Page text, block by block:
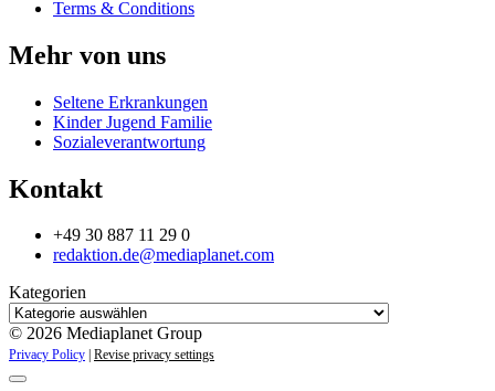
Terms & Conditions
Mehr von uns
Seltene Erkrankungen
Kinder Jugend Familie
Sozialeverantwortung
Kontakt
+49 30 887 11 29 0
redaktion.de@mediaplanet.com
Kategorien
© 2026 Mediaplanet Group
Privacy Policy Revise privacy settings